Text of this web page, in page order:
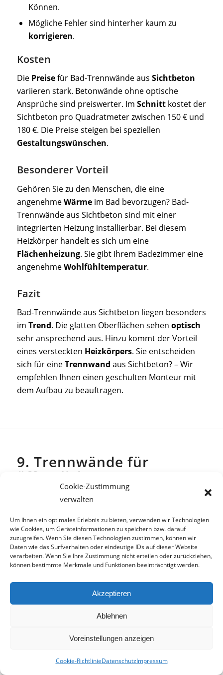
Cookie-Zustimmung
verwalten
Um Ihnen ein optimales Erlebnis zu bieten, verwenden wir Technologien
wie Cookies, um Geräteinformationen zu speichern bzw. darauf
zuzugreifen. Wenn Sie diesen Technologien zustimmen, können wir
Daten wie das Surfverhalten oder eindeutige IDs auf dieser Website
verarbeiten. Wenn Sie Ihre Zustimmung nicht erteilen oder zurückziehen,
können bestimmte Merkmale und Funktionen beeinträchtigt werden.
Akzeptieren
Ablehnen
Voreinstellungen anzeigen
Cookie-RichtlinieDatenschutzImpressum
Können.
Mögliche Fehler sind hinterher kaum zu
korrigieren.
Kosten
Die Preisefür Bad-Trennwände aus Sichtbeton
variieren stark. Betonwände ohne optische
Ansprüche sind preiswerter. Im Schnittkostet der
Sichtbeton pro Quadratmeter zwischen 150 € und
180 €. Die Preise steigen bei speziellen
Gestaltungswünschen.
Besonderer Vorteil
Gehören Sie zu den Menschen, die eine
angenehmeWärmeim Bad bevorzugen? Bad-
Trennwände aus Sichtbeton sind mit einer
integrierten Heizung installierbar. Bei diesem
Heizkörper handelt es sich um eine
Flächenheizung. Sie gibt Ihrem Badezimmer eine
angenehmeWohlfühltemperatur.
Fazit
Bad-Trennwände aus Sichtbeton liegen besonders
im Trend. Die glatten Oberflächen sehen optisch
sehr ansprechend aus. Hinzu kommt der Vorteil
eines versteckten Heizkörpers. Sie entscheiden
sich für eineTrennwand aus Sichtbeton? – Wir
empfehlen Ihnen einen geschulten Monteur mit
dem Aufbau zu beauftragen.
9. Trennwände für
öffentliche
Sanitäranlagen
Sanitäranlagen
Sind Sie auf der Suche nachTrennwändenfür
öffentliche Sanitäranlagen? In erster Linie werden
hier einzelne Kabinen geschaffen. Trennwände
Richtwerte für Sanitäranlagen
Sanitäranlagen, die über mehr als eine
bestimmten Vorgaben zur Größe. Durch den